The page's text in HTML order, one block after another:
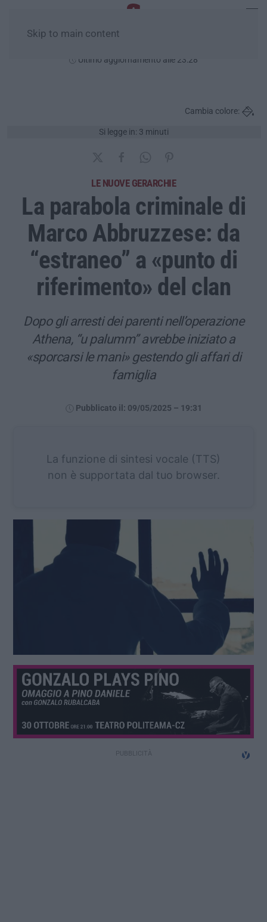
Skip to main content
Ultimo aggiornamento alle 23:28
Si legge in: 3 minuti
Cambia colore:
LE NUOVE GERARCHIE
La parabola criminale di
Marco Abbruzzese: da
“estraneo” a «punto di
riferimento» del clan
Dopo gli arresti dei parenti nell’operazione
Athena, “u palumm” avrebbe iniziato a
«sporcarsi le mani» gestendo gli affari di
famiglia
Pubblicato il: 09/05/2025 – 19:31
La funzione di sintesi vocale (TTS)
non è supportata dal tuo browser.